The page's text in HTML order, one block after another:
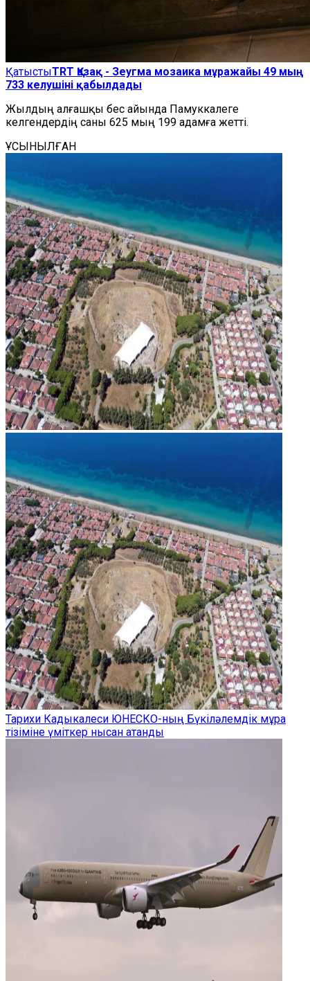
ҚатыстыTRT Қазақ - Зеугма мозаика мұражайы 49 мың
733 келушіні қабылдады
Жылдың алғашқы бес айында Памуккалеге
келгендердің саны 625 мың 199 адамға жетті.
ҰСЫНЫЛҒАН
Тарихи Кадыкалеси ЮНЕСКО-ның Бүкіләлемдік мұра
тізіміне үміткер нысан атанды